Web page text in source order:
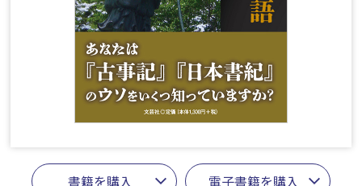
書籍を購入 電子書籍を購入